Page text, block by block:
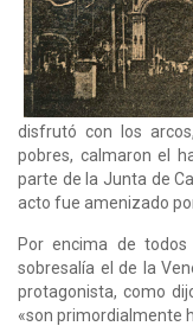
disfrutó con los
pobres, calmaron el
parte de la Junta de
acto fue amenizado
Por encima de
sobresalía el de la
protagonista, como
«son primordialmente